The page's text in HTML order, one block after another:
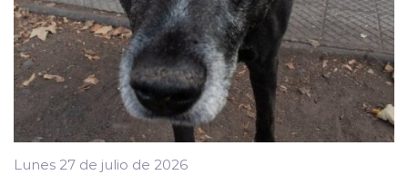
Lunes 27 de julio de 2026